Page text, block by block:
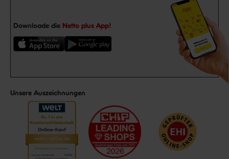
Downloade die Netto plus App!
Unsere Auszeichnungen